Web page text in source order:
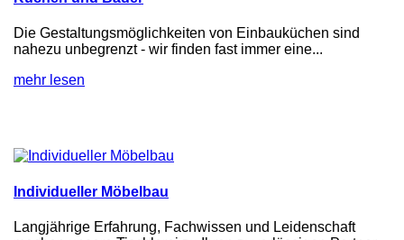
Die Gestaltungsmöglichkeiten von Einbauküchen sind
nahezu unbegrenzt - wir finden fast immer eine...
mehr lesen
Individueller Möbelbau
Langjährige Erfahrung, Fachwissen und Leidenschaft